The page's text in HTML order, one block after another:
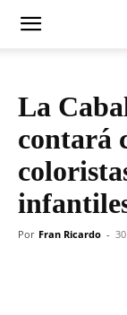
La
contará
Por Fran Ricardo -